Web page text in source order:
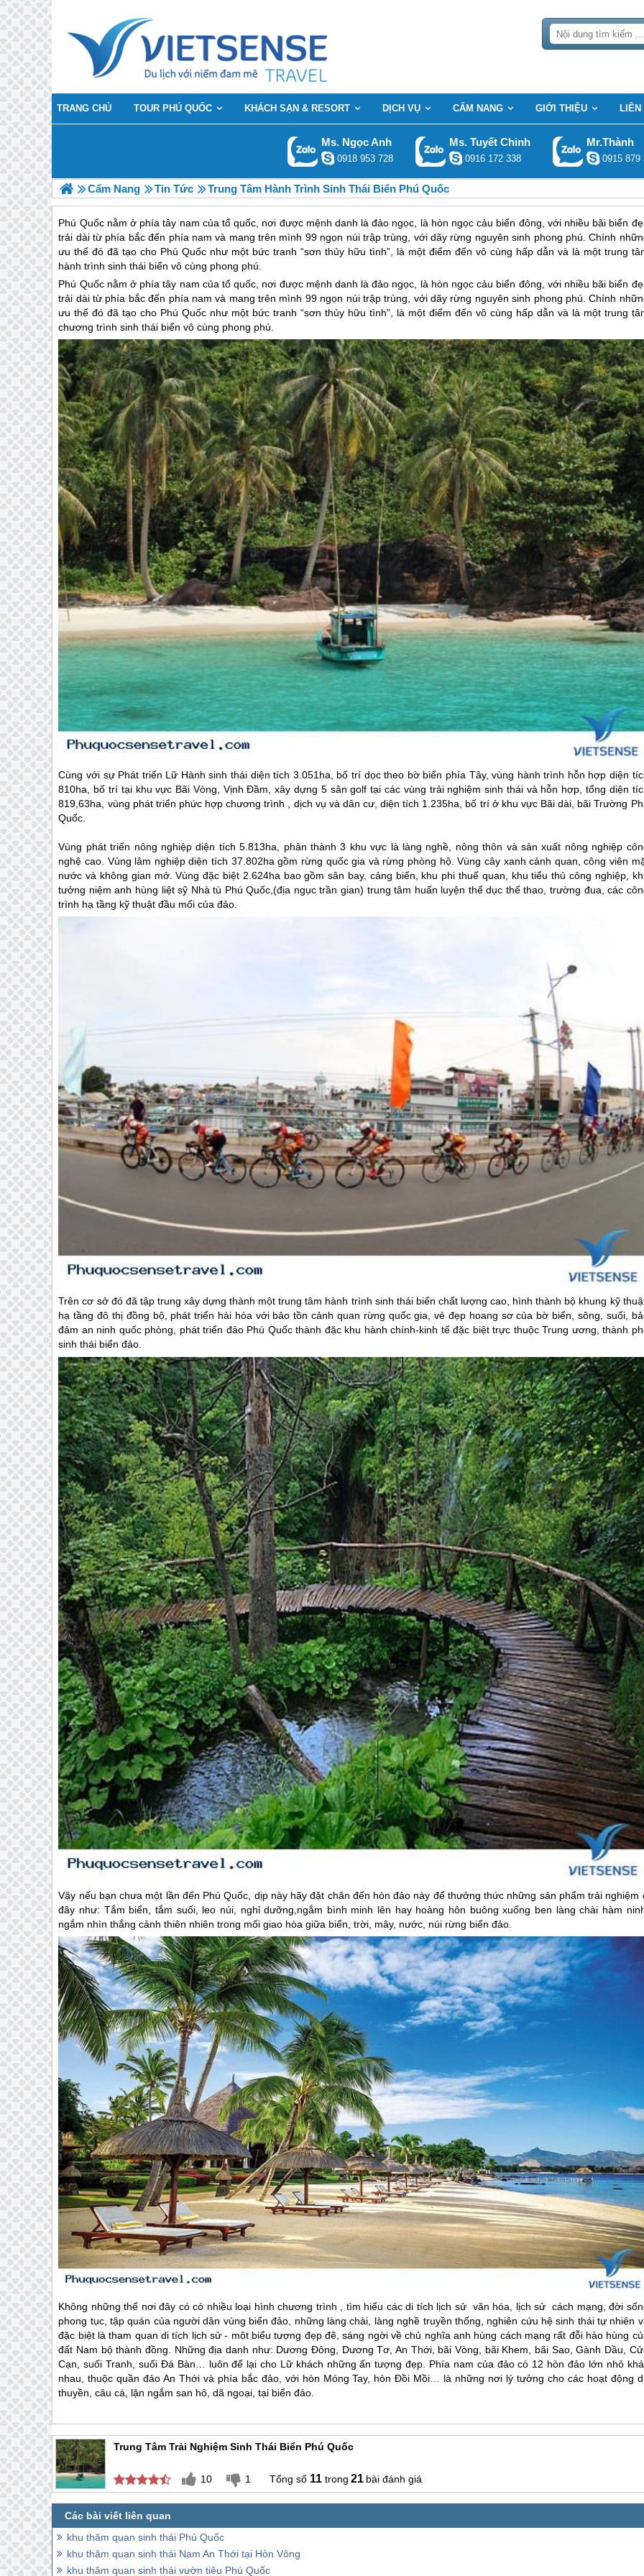
TRANG CHỦ TOUR PHÚ QUỐC KHÁCH SẠN & RESORT DỊCH VỤ CẨM NANG GIỚI THIỆU LIÊN
Ms. Ngọc Anh
0918 953 728
Ms. Tuyết Chinh
0916 172 338
Mr.Thành
0915 879
Cẩm Nang Tin Tức Trung Tâm Hành Trình Sinh Thái Biển Phú Quốc
Phú Quốc nằm ở phía tây nam của tổ quốc, nơi được mệnh danh là đảo ngọc, là hòn ngọc cảu biển đông, với nhiều bãi biển
trải dài từ phía bắc đến phía nam và mang trên mình 99 ngọn núi trập trùng, với dãy rừng nguyên sinh phong phú. Chính
ưu thế đó đã tạo cho Phú Quốc như một bức tranh “sơn thủy hữu tình”, là một điểm đến vô cùng hấp dẫn và là một trung
hành trình sinh thái biển vô cùng phong phú.
Phú Quốcnằm ở phía tây nam của tổ quốc, nơi được mệnh danh là đảo ngọc, là hòn ngọc cảu biển đông, với nhiều bãi biển
trải dài từ phía bắc đến phía nam và mang trên mình 99 ngọn núi trập trùng, với dãy rừng nguyên sinh phong phú. Chính
ưu thế đó đã tạo cho Phú Quốc như một bức tranh “sơn thủy hữu tình”, là một điểm đến vô cùng hấp dẫn và là một trung
chương trình sinh thái biển vô cùng phong phú.
Cùng với sự Phát triển Lữ Hành sinh thái diện tích 3.051ha, bố trí dọc theo bờ biển phía Tây, vùng hành trình hỗn hợp diện
810ha, bố trí tại khu vực Bãi Vòng, Vịnh Đầm, xây dựng 5 sân golf tại các vùng trải nghiệm sinh thái và hỗn hợp, tổng diện
819,63ha, vùng phát triển phức hợp chương trình , dịch vụ và dân cư, diện tích 1.235ha, bố trí ở khu vực Bãi dài, bãi Trường
Quốc.
Vùng phát triển nông nghiệp diện tích 5.813ha, phân thành 3 khu vực là làng nghề, nông thôn và sản xuất nông nghiệp
nghệ cao. Vùng lâm nghiệp diện tích 37.802ha gồm rừng quốc gia và rừng phòng hộ. Vùng cây xanh cảnh quan, công viên
nước và không gian mở. Vùng đặc biệt 2.624ha bao gồm sân bay, cảng biển, khu phi thuế quan, khu tiểu thủ công nghiệp,
tưởng niệm anh hùng liệt sỹ Nhà tù Phú Quốc,(địa ngục trần gian) trung tâm huấn luyện thể dục thể thao, trường đua, các
trình hạ tầng kỹ thuật đầu mối của đảo.
Trên cơ sở đó đã tập trung xây dựng thành một trung tâm hành trình sinh thái biển chất lượng cao, hình thành bộ khung kỹ
hạ tầng đô thị đồng bộ, phát triển hài hòa với bảo tồn cảnh quan rừng quốc gia, vẻ đẹp hoang sơ của bờ biển, sông, suối,
đảm an ninh quốc phòng, phát triển đảo Phú Quốcthành đặc khu hành chính-kinh tế đặc biệt trực thuộc Trung ương, thành
sinh thái biển đảo.
Vậy nếu bạn chưa một lần đến Phú Quốc , dịp này hãy đặt chân đến hòn đảo này để thưởng thức những sản phẩm trải nghiệm
đây như: Tắm biển, tắm suối, leo núi, nghỉ dưỡng,ngắm bình minh lên hay hoàng hôn buông xuống ben làng chài hàm
ngắm nhìn thắng cảnh thiên nhiên trong mối giao hòa giữa biển, trời, mây, nước, núi rừng biển đảo.
Không những thế nơi đây có có nhiều loại hình chương trình , tìm hiểu các di tích lịch sử văn hóa, lịch sử cách mạng, đời
phong tục, tập quán của người dân vùng biển đảo, những làng chài, làng nghề truyền thống, nghiên cứu hệ sinh thái tự nhiên
đặc biệt là tham quan di tích lịch sử - một biểu tượng đẹp đẽ, sáng ngời về chủ nghĩa anh hùng cách mạng rất đỗi hào hùng
đất Nam bộ thành đồng. Những địa danh như: Dương Đông, Dương Tơ, An Thới, bãi Vòng, bãi Khem, bãi Sao, Gành Dầu,
Cạn, suối Tranh, suối Đá Bàn… luôn để lại cho Lữ khách những ấn tượng đẹp. Phía nam của đảo có 12 hòn đảo lớn nhỏ
nhau, thuộc quần đảo An Thới và phía bắc đảo, với hòn Móng Tay, hòn Đồi Mồi… là những nơi lý tưởng cho các hoạt động
thuyền, câu cá, lặn ngắm san hô, dã ngoại, tại biển đảo.
Trung Tâm Trải Nghiệm Sinh Thái Biển Phú Quốc
10 1 11 21 bài đánh giá
khu thăm quan sinh thái Phú Quốc
khu thăm quan sinh thái Nam An Thới tại Hòn Vông
khu thăm quan sinh thái vườn tiêu Phú Quốc